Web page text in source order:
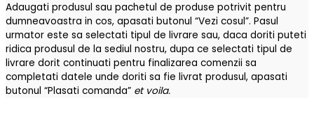
Adaugati produsul sau pachetul de produse potrivit pentru
dumneavoastra in cos, apasati butonul “Vezi cosul”. Pasul
urmator este sa selectati tipul de livrare sau, daca doriti puteti
ridica produsul de la sediul nostru, dupa ce selectati tipul de
livrare dorit continuati pentru finalizarea comenzii sa
completati datele unde doriti sa fie livrat produsul, apasati
butonul “Plasati comanda” et voila.